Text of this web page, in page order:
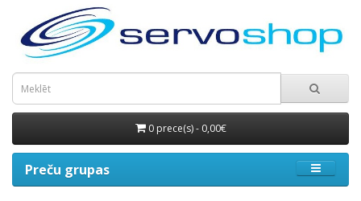
0 prece(s) - 0,00€
Preču grupas